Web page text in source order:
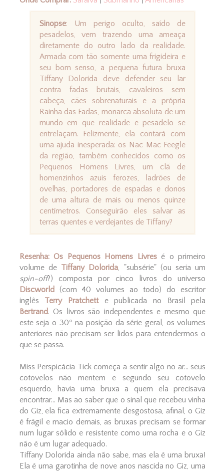
Sinopse: Um perigo oculto, saído de
pesadelos, vem trazendo uma ameaça
diretamente do outro lado da realidade.
Armada com tão somente uma frigideira e
seu bom senso, a pequena futura bruxa
Tiffany Dolorida deve defender seu lar
contra fadas brutais, cavaleiros sem
cabeça, cães sobrenaturais e a própria
Rainha das Fadas, monarca absoluta de um
mundo em que realidade e pesadelo se
entrelaçam. Felizmente, ela contará com
uma ajuda inesperada: os Nac Mac Feegle
da região, também conhecidos como os
Pequenos Homens Livres, um clã de
homenzinhos azuis ferozes, ladrões de
ovelhas, portadores de espadas e donos
de uma altura de mais ou menos quinze
centímetros. Conseguirão eles salvar as
terras quentes e verdejantes de Tiffany?
Resenha: Os Pequenos Homens Livresé o primeiro
volume de Tiffany Dolorida, "subsérie" (ou seria um
spin-off?) composta por cinco livros do universo
Discworld (com 40 volumes ao todo)
do escritor
inglês Terry Pratchette publicada no Brasil pela
Bertrand. Os livros são independentes e mesmo que
este seja o 30º na posição da série geral, os volumes
anteriores não precisam ser lidos para entendermos o
que se passa.
Miss Perspicácia Tick começa a sentir algo no ar... seus
cotovelos não mentem e segundo seu cotovelo
esquerdo, havia uma bruxa a quem ela precisava
encontrar... Mas ao saber que o sinal que recebeu vinha
do Giz, ela fica extremamente desgostosa, afinal, o Giz
é frágil e macio demais, as bruxas precisam se formar
num lugar sólido e resistente como uma rocha e o Giz
não é um lugar adequado.
Tiffany Dolorida ainda não sabe, mas ela é uma bruxa!
Ela é uma garotinha de nove anos nascida no Giz, uma